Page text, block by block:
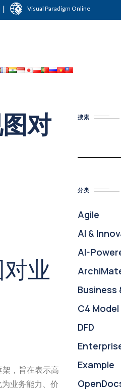
| Visual Paradigm Online
对
业
，旨在表示高
业务能力、价
搜索
分类
Agile
AI &
AI-
Business
C4 Model
DFD
Example